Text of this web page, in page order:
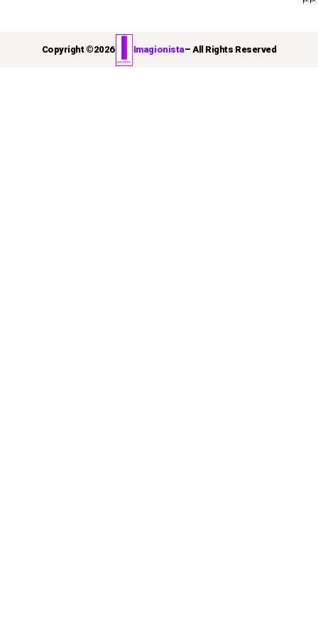
Copyright ©2026 Imagionista– All Rights Reserved